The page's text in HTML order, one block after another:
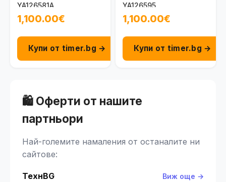
YA126581A
1,100.00€
Купи от timer.bg →
YA126595
1,100.00€
Купи от timer.bg →
🛍️ Оферти от нашите
партньори
Най-големите намаления от останалите ни
сайтове:
ТехнBG Виж още →